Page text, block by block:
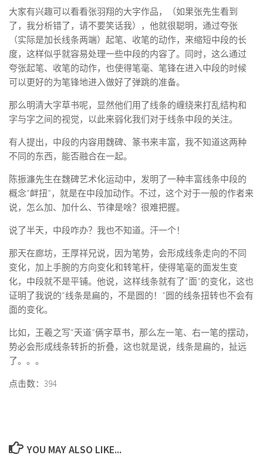
大家有兴趣可以看看张羽翔的大字作品，（如果张先生看到
了，我分析错了，请不要笑话我），他就很聪明，通过夸张
（实际是加长线条两端）起笔、收笔的动作，来缩短中段的长
度，这样似乎就容易处理一些中段的内容了。同时，这么通过
夸张起笔、收笔的动作，也使得笔毫、笔锋在进入中段的时候
可以更好的为笔锋地进入做好了弹跳的准备。
那么明清大字草书呢，显然他们用了线条的缠绕来打乱结构和
字与字之间的视觉，以此来弱化我们对于线条中段的关注。
有人提出，中段的内容用魏碑、篆书来丰富，我不知道这两种
不同的东西，能否融合在一起。
陈振濂先生在魏碑艺术化运动中，发明了一种丰富线条中段的
概念“衅扭”，就是在中段加动作。不过，这个对于一般的作者来
说，怎么加、加什么、节律是啥？很难把握。
说了半天，中段咋办？我也不知道。汗一个！
那天在廊坊，王厚祥兄说，因为笔势，会形成线条走向的不同
变化，加上手腕的方向变化和转笔杆，使得笔毫的面发生变
化，中段就不是平铺。他说，这样线条就有了“面”的变化，这也
证明了我说的“线条是扁的，不是圆的！”圆的线条扭转也不会有
面的变化。
比如，王羲之写“天道”俩字草书，那么左一笔、右一笔的摆动，
势必会形成线条转折的折叠，这也就是说，线条是扁的，扯远
了。。。
点击数：394
YOU MAY ALSO LIKE...